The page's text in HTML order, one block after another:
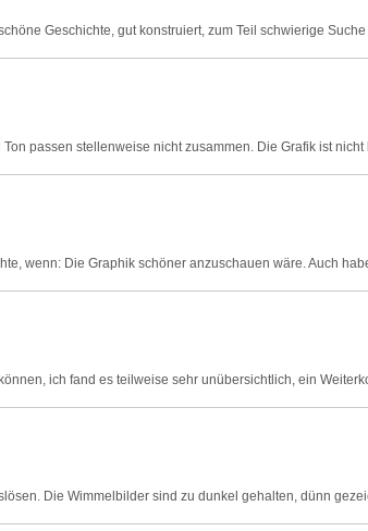
Geschichte, gut konstruiert, zum Teil schwierige
passen stellenweise nicht zusammen. Die Grafik ist
wenn: Die Graphik schöner anzuschauen wäre. Auch
ich fand es teilweise sehr unübersichtlich, ein
Die Wimmelbilder sind zu dunkel gehalten, dünn